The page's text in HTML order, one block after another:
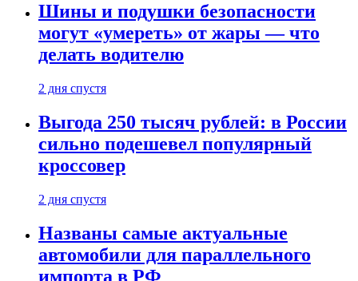
Шины и подушки безопасности
могут «умереть» от жары — что
делать водителю
2 дня спустя
Выгода 250 тысяч рублей: в России
сильно подешевел популярный
кроссовер
2 дня спустя
Названы самые актуальные
автомобили для параллельного
импорта в РФ